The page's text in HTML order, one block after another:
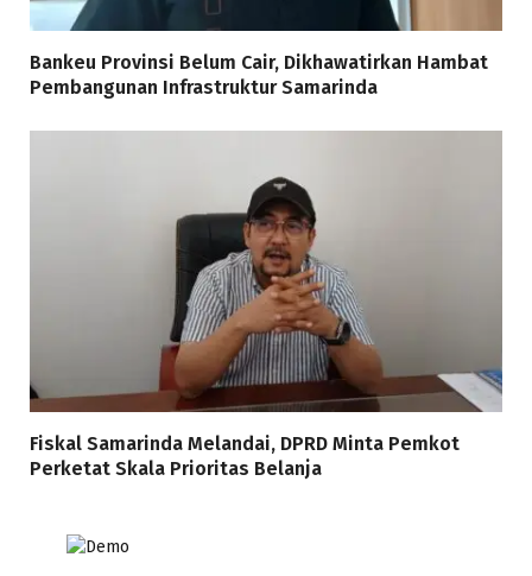
Bankeu Provinsi Belum Cair, Dikhawatirkan Hambat
Pembangunan Infrastruktur Samarinda
Fiskal Samarinda Melandai, DPRD Minta Pemkot
Perketat Skala Prioritas Belanja